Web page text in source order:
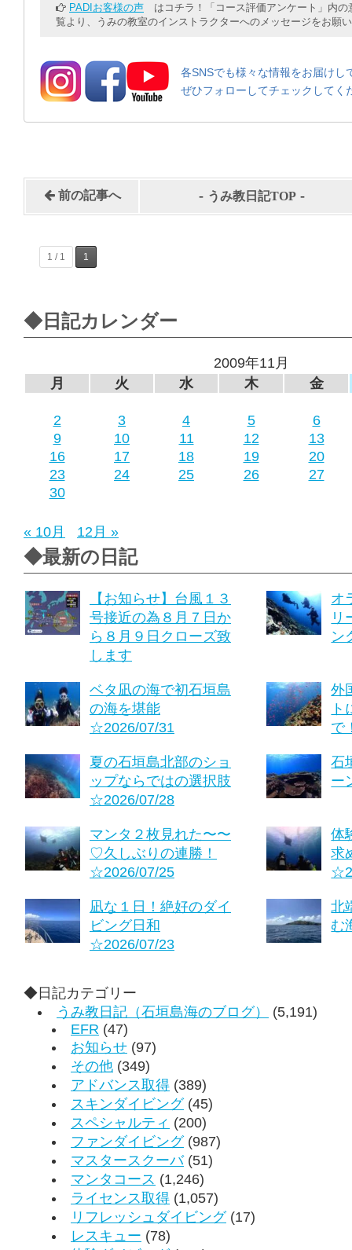
PADIお客様の声 はコチラ！「コース評価アンケート」内の
覧より、うみの教室のインストラクターへのメッセージをお願
各SNSでも様々な情報をお届けし
ぜひフォローしてチェックしてく
前の記事へ - うみ教日記TOP -
1 / 1 1
◆日記カレンダー
2009年11月
月
火 水 木 金
2 3 4 5
6
9
10 11 12
13
16
17 18 19
20
23
24 25 26
27
30
« 10月 12月 »
◆最新の日記
【お知らせ】台風１３
号接近の為８月７日か
ら８月９日クローズ致
します
オ
リ
ン
ベタ凪の海で初石垣島
の海を堪能
☆2026/07/31
外
ト
で
夏の石垣島北部のショ
ップならではの選択肢
☆2026/07/28
石
ー
マンタ２枚見れた〜〜
♡久しぶりの連勝！
☆2026/07/25
体
求
凪な１日！絶好のダイ
ビング日和
☆2026/07/23
北
む
◆日記カテゴリー
うみ教日記（石垣島海のブログ）
(5,191)
EFR (47)
お知らせ (97)
その他 (349)
アドバンス取得 (389)
スキンダイビング(45)
スペシャルティ (200)
ファンダイビング(987)
マスタースクーバ(51)
マンタコース (1,246)
ライセンス取得 (1,057)
リフレッシュダイビング(17)
レスキュー (78)